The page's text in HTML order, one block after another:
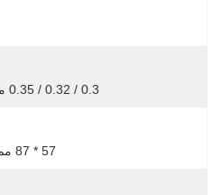
0.3 / 0.32 / 0.35 مم بلاستيك بولي كلوريد الفينيل
57 * 87 مم ، 63 * 88 مم ، حجم مخصص